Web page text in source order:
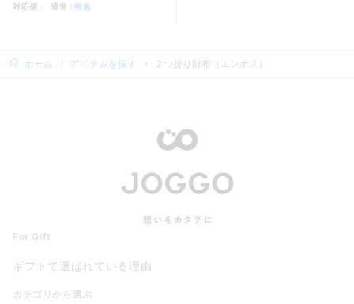
対応便： 通常 特急
ホーム アイテムを探す ２つ折り財布（エンボス）
For Gift
ギフトで選ばれている理由
カテゴリから選ぶ